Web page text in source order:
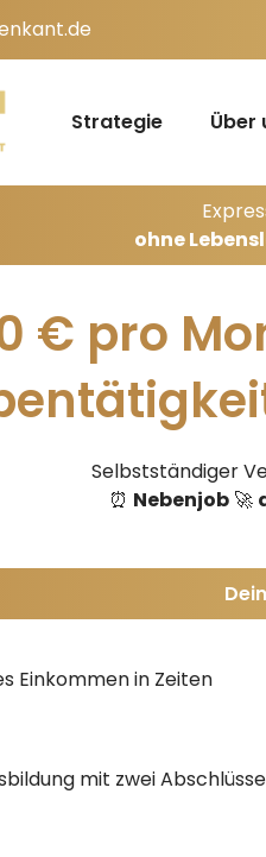
Strategie Über
ohne
€ pro
Selbstständiger
⏰ Nebenjob🚀
Einkommen in Zeiten
mit zwei